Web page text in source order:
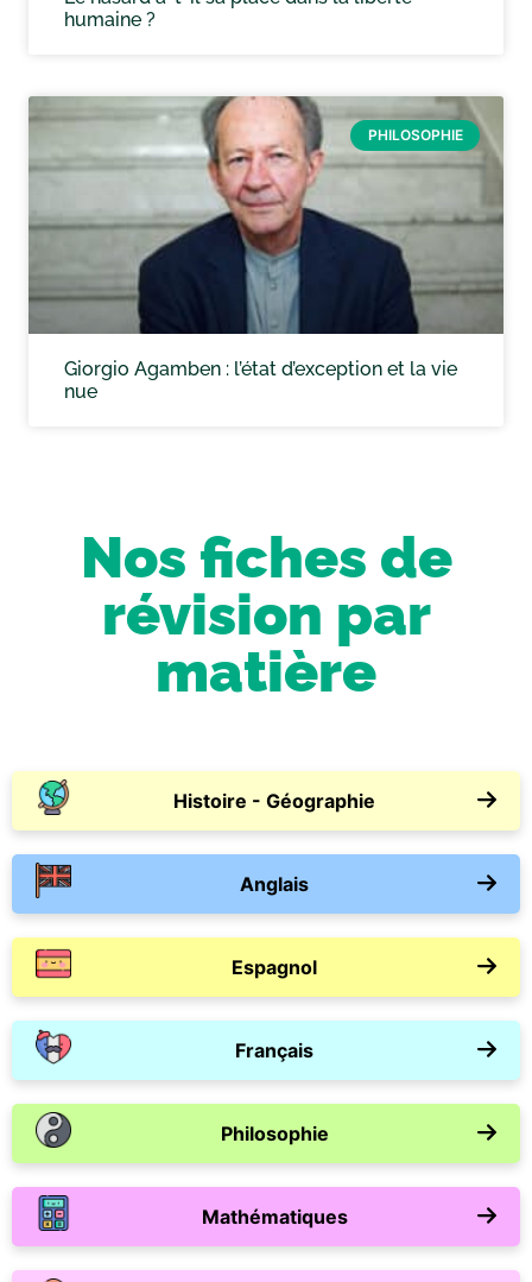
humaine ?
PHILOSOPHIE
Giorgio Agamben : l’état d’exception et la vie
nue
Nos fiches de
révision par
matière
Histoire - Géographie
Anglais
Espagnol
Français
Philosophie
Mathématiques